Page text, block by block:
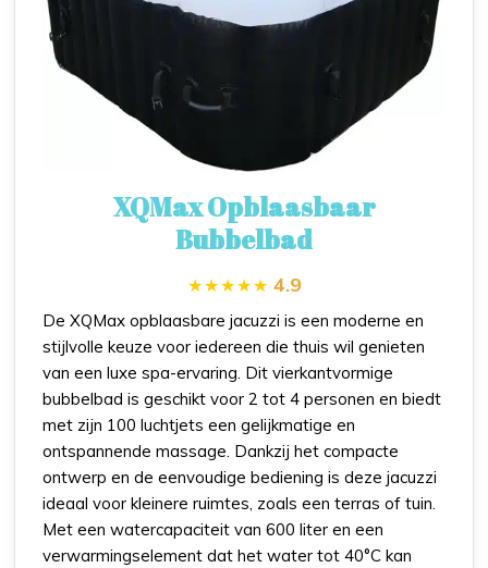
XQMax Opblaasbaar
Bubbelbad
4.9
De XQMax opblaasbare jacuzzi is een moderne en
stijlvolle keuze voor iedereen die thuis wil genieten
van een luxe spa-ervaring. Dit vierkantvormige
bubbelbad is geschikt voor 2 tot 4 personen en biedt
met zijn 100 luchtjets een gelijkmatige en
ontspannende massage. Dankzij het compacte
ontwerp en de eenvoudige bediening is deze jacuzzi
ideaal voor kleinere ruimtes, zoals een terras of tuin.
Met een watercapaciteit van 600 liter en een
verwarmingselement dat het water tot 40°C kan